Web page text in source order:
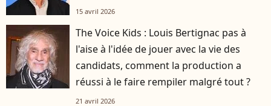
15 avril 2026
The Voice Kids : Louis Bertignac pas à
l'aise à l'idée de jouer avec la vie des
candidats, comment la production a
réussi à le faire rempiler malgré tout ?
21 avril 2026